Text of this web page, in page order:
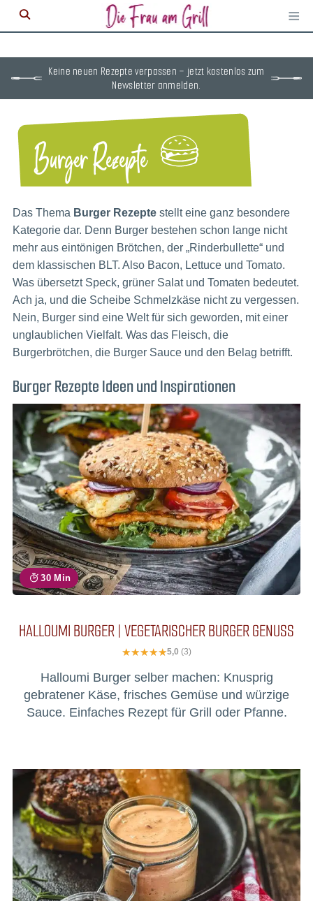
≡
Keine neuen Rezepte verpassen – jetzt kostenlos zum
Newsletter anmelden.
Burger Rezepte
Das Thema Burger Rezeptestellt eine ganz besondere
Kategorie dar. Denn Burger bestehen schon lange nicht
mehr aus eintönigen Brötchen, der „Rinderbullette“ und
dem klassischen BLT. Also Bacon, Lettuce und Tomato.
Was übersetzt Speck, grüner Salat und Tomaten bedeutet.
Ach ja, und die Scheibe Schmelzkäse nicht zu vergessen.
Nein, Burger sind eine Welt für sich geworden, mit einer
unglaublichen Vielfalt. Was das Fleisch, die
Burgerbrötchen, die Burger Sauce und den Belag betrifft.
Burger Rezepte Ideen und Inspirationen
30 Min
HALLOUMI BURGER | VEGETARISCHER BURGER GENUSS
5,0 (3)
Halloumi Burger selber machen: Knusprig
gebratener Käse, frisches Gemüse und würzige
Sauce. Einfaches Rezept für Grill oder Pfanne.